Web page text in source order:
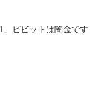
」ビビットは闇金です